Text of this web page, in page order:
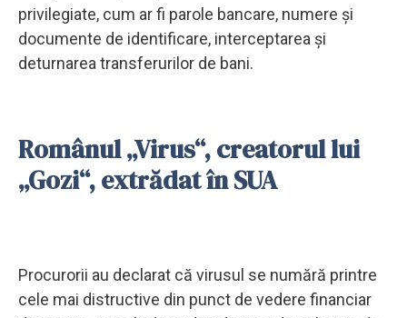
privilegiate, cum ar fi parole bancare, numere și
documente de identificare, interceptarea și
deturnarea transferurilor de bani.
Românul „Virus“, creatorul lui
„Gozi“, extrădat în SUA
Procurorii au declarat că virusul se numără printre
cele mai distructive din punct de vedere financiar